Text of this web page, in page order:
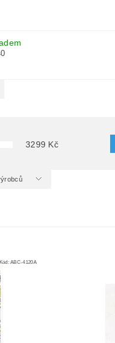
3299 Kč
Kód:ABC-4120A